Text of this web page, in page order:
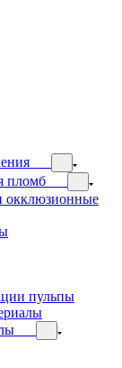
пломб
окклюзионные
пульпы